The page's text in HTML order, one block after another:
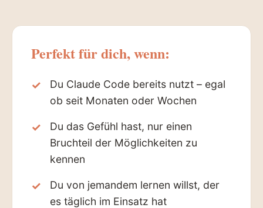
Perfekt für dich, wenn:
Du Claude Code bereits nutzt – egal
ob seit Monaten oder Wochen
Du das Gefühl hast, nur einen
Bruchteil der Möglichkeiten zu
kennen
Du von jemandem lernen willst, der
es täglich im Einsatz hat